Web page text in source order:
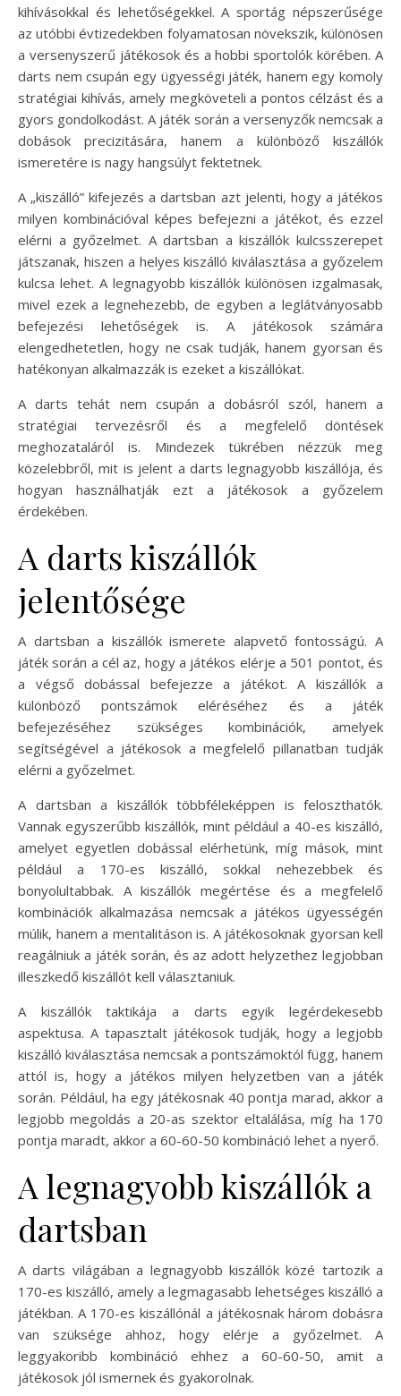
kihívásokkal és lehetőségekkel. A sportág népszerűsége
az utóbbi évtizedekben folyamatosan növekszik, különösen
a versenyszerű játékosok és a hobbi sportolók körében. A
darts nem csupán egy ügyességi játék, hanem egy komoly
stratégiai kihívás, amely megköveteli a pontos célzást és a
gyors gondolkodást. A játék során a versenyzők nemcsak a
dobások precizitására, hanem a különböző kiszállók
ismeretére is nagy hangsúlyt fektetnek.
A „kiszálló” kifejezés a dartsban azt jelenti, hogy a játékos
milyen kombinációval képes befejezni a játékot, és ezzel
elérni a győzelmet. A dartsban a kiszállók kulcsszerepet
játszanak, hiszen a helyes kiszálló kiválasztása a győzelem
kulcsa lehet. A legnagyobb kiszállók különösen izgalmasak,
mivel ezek a legnehezebb, de egyben a leglátványosabb
befejezési lehetőségek is. A játékosok számára
elengedhetetlen, hogy ne csak tudják, hanem gyorsan és
hatékonyan alkalmazzák is ezeket a kiszállókat.
A darts tehát nem csupán a dobásról szól, hanem a
stratégiai tervezésről és a megfelelő döntések
meghozataláról is. Mindezek tükrében nézzük meg
közelebbről, mit is jelent a darts legnagyobb kiszállója, és
hogyan használhatják ezt a játékosok a győzelem
érdekében.
A darts kiszállók
jelentősége
A dartsban a kiszállók ismerete alapvető fontosságú. A
játék során a cél az, hogy a játékos elérje a 501 pontot, és
a végső dobással befejezze a játékot. A kiszállók a
különböző pontszámok eléréséhez és a játék
befejezéséhez szükséges kombinációk, amelyek
segítségével a játékosok a megfelelő pillanatban tudják
elérni a győzelmet.
A dartsban a kiszállók többféleképpen is feloszthatók.
Vannak egyszerűbb kiszállók, mint például a 40-es kiszálló,
amelyet egyetlen dobással elérhetünk, míg mások, mint
például a 170-es kiszálló, sokkal nehezebbek és
bonyolultabbak. A kiszállók megértése és a megfelelő
kombinációk alkalmazása nemcsak a játékos ügyességén
múlik, hanem a mentalitáson is. A játékosoknak gyorsan kell
reagálniuk a játék során, és az adott helyzethez legjobban
illeszkedő kiszállót kell választaniuk.
A kiszállók taktikája a darts egyik legérdekesebb
aspektusa. A tapasztalt játékosok tudják, hogy a legjobb
kiszálló kiválasztása nemcsak a pontszámoktól függ, hanem
attól is, hogy a játékos milyen helyzetben van a játék
során. Például, ha egy játékosnak 40 pontja marad, akkor a
legjobb megoldás a 20-as szektor eltalálása, míg ha 170
pontja maradt, akkor a 60-60-50 kombináció lehet a nyerő.
A legnagyobb kiszállók a
dartsban
A darts világában a legnagyobb kiszállók közé tartozik a
170-es kiszálló, amely a legmagasabb lehetséges kiszálló a
játékban. A 170-es kiszállónál a játékosnak három dobásra
van szüksége ahhoz, hogy elérje a győzelmet. A
leggyakoribb kombináció ehhez a 60-60-50, amit a
játékosok jól ismernek és gyakorolnak.